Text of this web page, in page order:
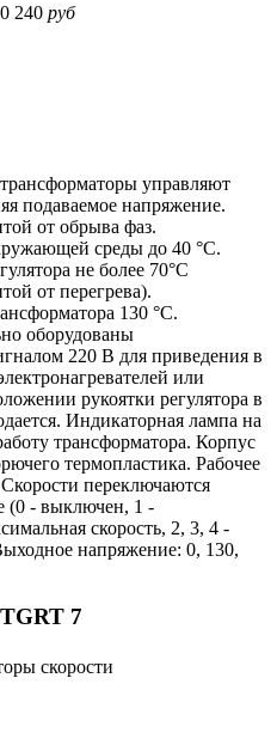
240 руб
управляют
подаваемое напряжение.
от обрыва фаз.
среды до 40 °С.
не более 70°С
от перегрева).
130 °С.
оборудованы
220 В для приведения в
или
рукоятки регулятора в
Индикаторная лампа на
трансформатора. Корпус
термопластика. Рабочее
переключаются
(0 - выключен, 1 -
скорость, 2, 3, 4 -
напряжение: 0, 130,
7
скорости